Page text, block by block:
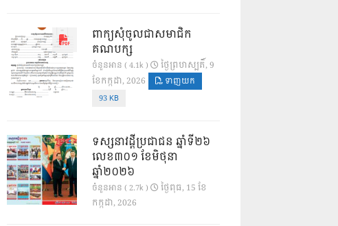
ពាក្យសុំចូលជាសមាជិក
គណបក្ស
ចំនួនអាន ( 4.1k )
ថ្ងៃ​ព្រហស្បតិ៍, 9
ខែ​កក្កដា, 2026
ទាញយក
93 KB
ទស្សនាវដ្ដីប្រជាជន ឆ្នាំទី២៦
លេខ៣០១ ខែមិថុនា
ឆ្នាំ២០២៦
ចំនួនអាន ( 2.7k )
ថ្ងៃ​ពុធ, 15 ខែ​
កក្កដា, 2026